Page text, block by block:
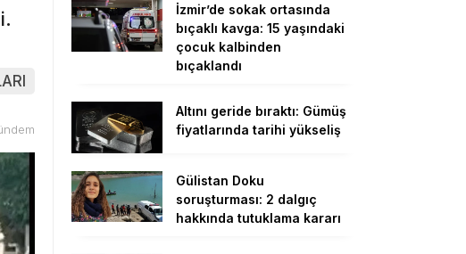
İzmir’de sokak ortasında
bıçaklı kavga: 15 yaşındaki
çocuk kalbinden
bıçaklandı
Altını geride bıraktı: Gümüş
fiyatlarında tarihi yükseliş
Gülistan Doku
soruşturması: 2 dalgıç
hakkında tutuklama kararı